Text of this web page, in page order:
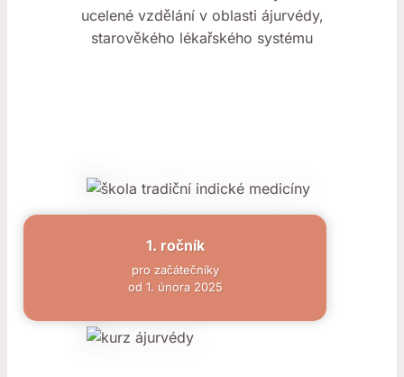
ucelené vzdělání v oblasti ájurvédy,
starověkého lékařského systému
1. ročník
pro začátečníky
od 1. února 2025